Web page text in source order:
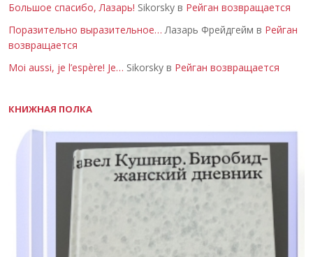
Большое спасибо, Лазарь! Sikorsky в Рейган возвращается
Поразительно выразительное… Лазарь Фрейдгейм в Рейган
возвращается
Moi aussi, je l’espère! Je… Sikorsky в Рейган возвращается
КНИЖНАЯ ПОЛКА